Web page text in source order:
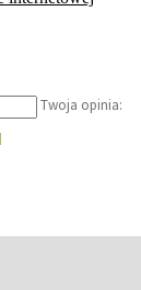
Twoja opinia: